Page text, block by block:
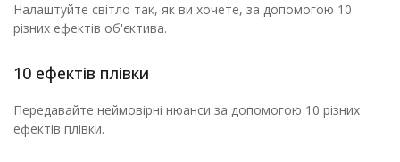
Налаштуйте світло так, як ви хочете, за допомогою 10
різних ефектів об'єктива.
10 ефектів плівки
Передавайте неймовірні нюанси за допомогою 10 різних
ефектів плівки.